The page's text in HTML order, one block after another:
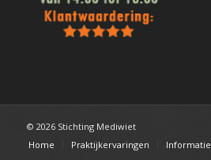
© 2026 Stichting Mediwiet
Home
Praktijkervaringen Informatie